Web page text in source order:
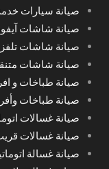
صيانة سيارات
صيانة شاشات
صيانة شاشات
صيانة شاشات
صيانة طباخات و
صيانة طباخات
صيانة غسالات
صيانة غسالات
صيانة غسالة